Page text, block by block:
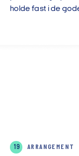
holde fast i de
19 ARRANGEMENT